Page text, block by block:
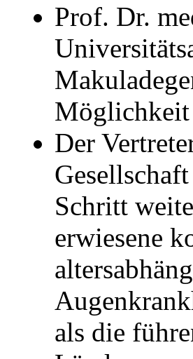
Prof. Dr.
Möglichkeit
Der
Schritt
erwiesene
als die